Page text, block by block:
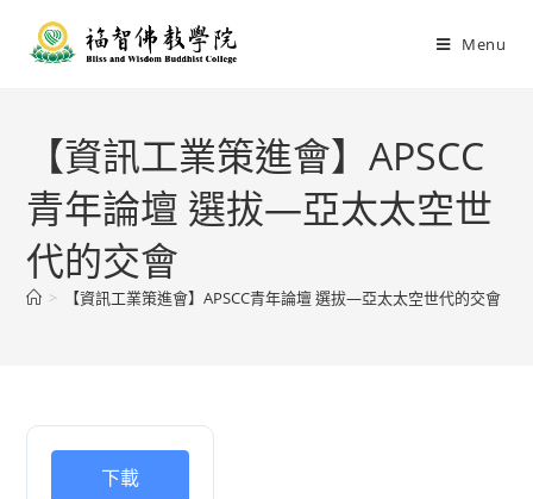
Menu
【資訊工業策進會】APSCC
青年論壇 選拔—亞太太空世
代的交會
> 【資訊工業策進會】APSCC青年論壇 選拔—亞太太空世代的交會
下載